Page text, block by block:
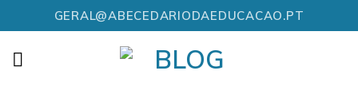
to
content
GERAL@ABECEDARIODAEDUCACAO.PT